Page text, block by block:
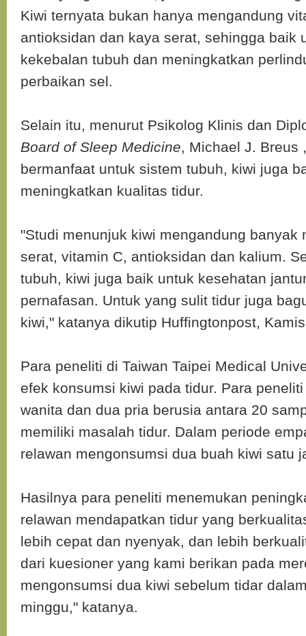
Kiwi ternyata bukan hanya mengandung
antioksidan dan kaya serat, sehingga baik
kekebalan tubuh dan meningkatkan
perbaikan sel.
Selain itu, menurut Psikolog Klinis dan
Board of Sleep Medicine, Michael J. Breus
bermanfaat untuk sistem tubuh, kiwi juga
meningkatkan kualitas tidur.
"Studi menunjuk kiwi mengandung banyak
serat, vitamin C, antioksidan dan kalium.
tubuh, kiwi juga baik untuk kesehatan
pernafasan. Untuk yang sulit tidur juga
kiwi," katanya dikutip Huffingtonpost,
Para peneliti di Taiwan Taipei Medical
efek konsumsi kiwi pada tidur. Para
wanita dan dua pria berusia antara 20
memiliki masalah tidur. Dalam periode
relawan mengonsumsi dua buah kiwi satu
Hasilnya para peneliti menemukan
relawan mendapatkan tidur yang
lebih cepat dan nyenyak, dan lebih
dari kuesioner yang kami berikan pada
mengonsumsi dua kiwi sebelum tidar
minggu," katanya.